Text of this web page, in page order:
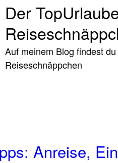
Der
Auf meinem Blog findest
Reiseschnäppchen
Anreise,